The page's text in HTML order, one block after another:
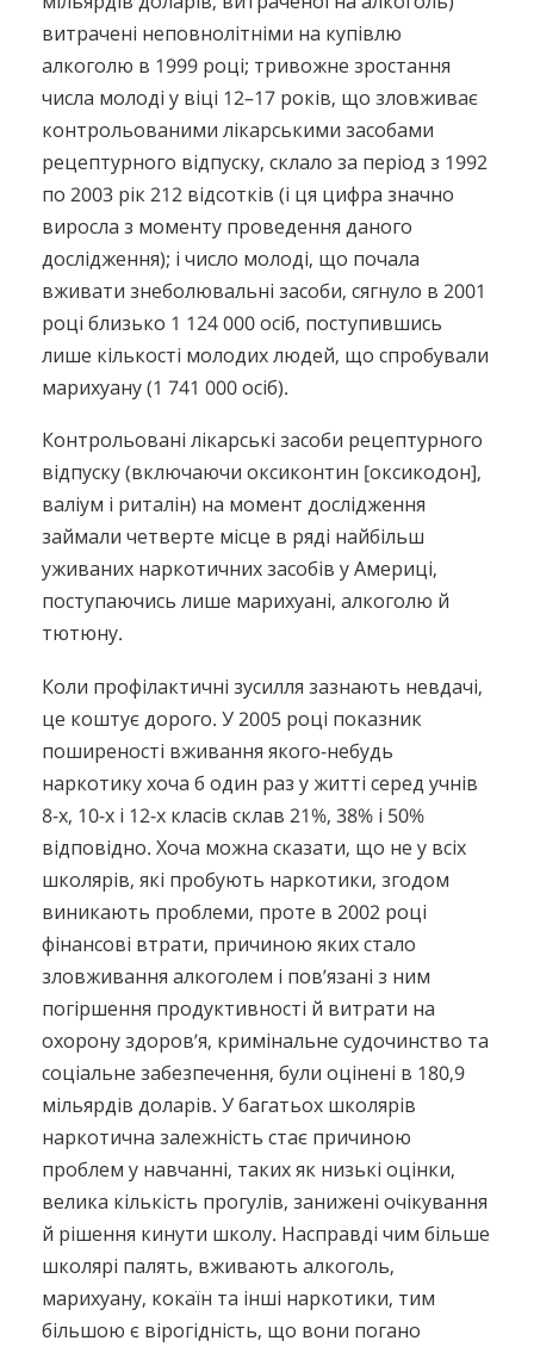
витрачені неповнолітніми на купівлю
алкоголю в 1999 році; тривожне зростання
числа молоді у віці 12–17 років, що зловживає
контрольованими лікарськими засобами
рецептурного відпуску, склало за період з 1992
по 2003 рік 212 відсотків (і ця цифра значно
виросла з моменту проведення даного
дослідження); і число молоді, що почала
вживати знеболювальні засоби, сягнуло в 2001
році близько 1 124 000 осіб, поступившись
лише кількості молодих людей, що спробували
марихуану (1 741 000 осіб).
Контрольовані лікарські засоби рецептурного
відпуску (включаючи оксиконтин [оксикодон],
валіум і риталін) на момент дослідження
займали четверте місце в ряді найбільш
уживаних наркотичних засобів у Америці,
поступаючись лише марихуані, алкоголю й
тютюну.
Коли профілактичні зусилля зазнають невдачі,
це коштує дорого. У 2005 році показник
поширеності вживання якого-небудь
наркотику хоча б один раз у житті серед учнів
8-х, 10-х і 12-х класів склав 21%, 38% і 50%
відповідно. Хоча можна сказати, що не у всіх
школярів, які пробують наркотики, згодом
виникають проблеми, проте в 2002 році
фінансові втрати, причиною яких стало
зловживання алкоголем і пов’язані з ним
погіршення продуктивності й витрати на
охорону здоров’я, кримінальне судочинство та
соціальне забезпечення, були оцінені в 180,9
мільярдів доларів. У багатьох школярів
наркотична залежність стає причиною
проблем у навчанні, таких як низькі оцінки,
велика кількість прогулів, занижені очікування
й рішення кинути школу. Насправді чим більше
школярі палять, вживають алкоголь,
марихуану, кокаїн та інші наркотики, тим
більшою є вірогідність, що вони погано